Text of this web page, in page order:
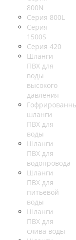
800N
Серия 800L
Серия
1500S
Серия 420
Шланги
ПВХ для
воды
высокого
давления
шланги
ПВХ для
воды
Шланги
ПВХ для
водопровода
Шланги
ПВХ для
питьевой
воды
Шланги
ПВХ для
слива воды